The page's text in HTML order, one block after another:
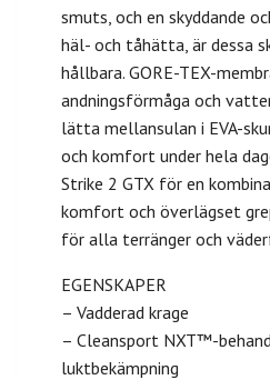
smuts, och en skyddande
häl- och tåhätta, är dessa
hållbara. GORE-TEX-
andningsförmåga och
lätta mellansulan i EVA-
och komfort under hela
Strike 2 GTX för en
komfort och överlägset
för alla terränger och
EGENSKAPER
– Vadderad krage
– Cleansport NXT™-
luktbekämpning